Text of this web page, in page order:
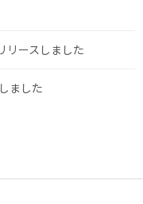
リースしました
ました